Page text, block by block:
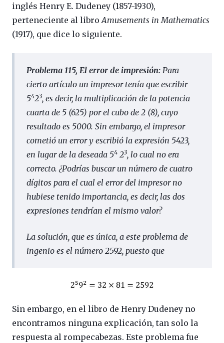
inglés Henry E. Dudeney (1857-1930),
perteneciente al libro Amusements in Mathematics
(1917), que dice lo siguiente.
Problema 115, El error de impresión: Para
cierto artículo un impresor tenía que escribir
5423, es decir, la multiplicación de la potencia
cuarta de 5 (625) por el cubo de 2 (8), cuyo
resultado es 5000. Sin embargo, el impresor
cometió un error y escribió la expresión 5423,
en lugar de la deseada 54 23, lo cual no era
correcto. ¿Podrías buscar un número de cuatro
dígitos para el cual el error del impresor no
hubiese tenido importancia, es decir, las dos
expresiones tendrían el mismo valor?
La solución, que es única, a este problema de
ingenio es el número 2592, puesto que
Sin embargo, en el libro de Henry Dudeney no
encontramos ninguna explicación, tan solo la
respuesta al rompecabezas. Este problema fue